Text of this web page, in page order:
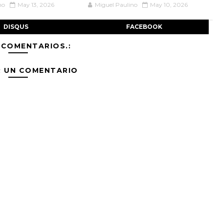
May 13, 2026 Miguel Paulino May 10, 2026
DISQUS FACEBOOK
UN COMENTARIO